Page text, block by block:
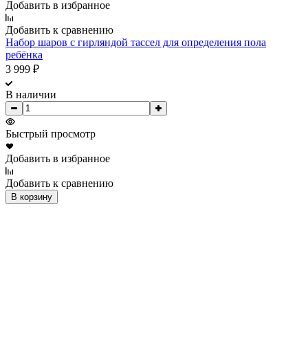
Добавить в избранное
Добавить к сравнению
Набор шаров с гирляндой тассел для определения пола
ребёнка
3 999 ₽
В наличии
Быстрый просмотр
Добавить в избранное
Добавить к сравнению
В корзину